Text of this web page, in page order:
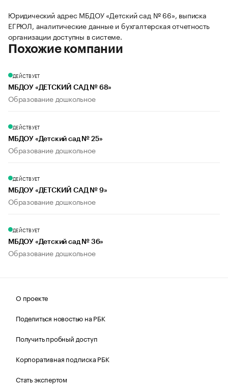
Юридический адрес МБДОУ «Детский сад № 66», выписка
ЕГРЮЛ, аналитические данные и бухгалтерская отчетность
организации доступны в системе.
Похожие компании
ДЕЙСТВУЕТ
МБДОУ «ДЕТСКИЙ САД № 68»
Образование дошкольное
ДЕЙСТВУЕТ
МБДОУ «Детский сад № 25»
Образование дошкольное
ДЕЙСТВУЕТ
МБДОУ «ДЕТСКИЙ САД № 9»
Образование дошкольное
ДЕЙСТВУЕТ
МБДОУ «Детский сад № 36»
Образование дошкольное
О проекте
Поделиться новостью на РБК
Получить пробный доступ
Корпоративная подписка РБК
Стать экспертом